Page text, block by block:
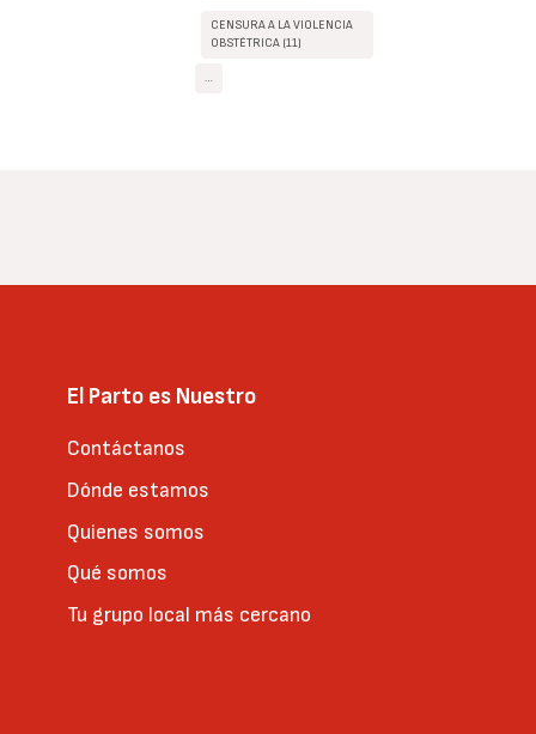
CENSURA A LA VIOLENCIA
OBSTÉTRICA (11)
…
El Parto es Nuestro
Contáctanos
Dónde estamos
Quienes somos
Qué somos
Tu grupo local más cercano